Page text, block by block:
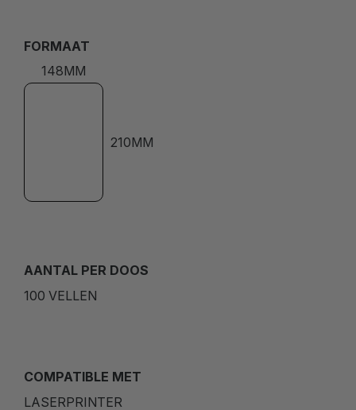
FORMAAT
148MM
210MM
AANTAL PER DOOS
100 VELLEN
COMPATIBLE MET
LASERPRINTER